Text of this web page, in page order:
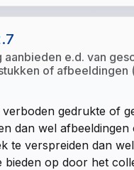
aanbieden e.d. van
of afbeeldingen
verboden gedrukte of
dan wel afbeeldingen
te verspreiden dan
bieden op door het